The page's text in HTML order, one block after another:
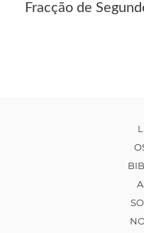
Fracção de